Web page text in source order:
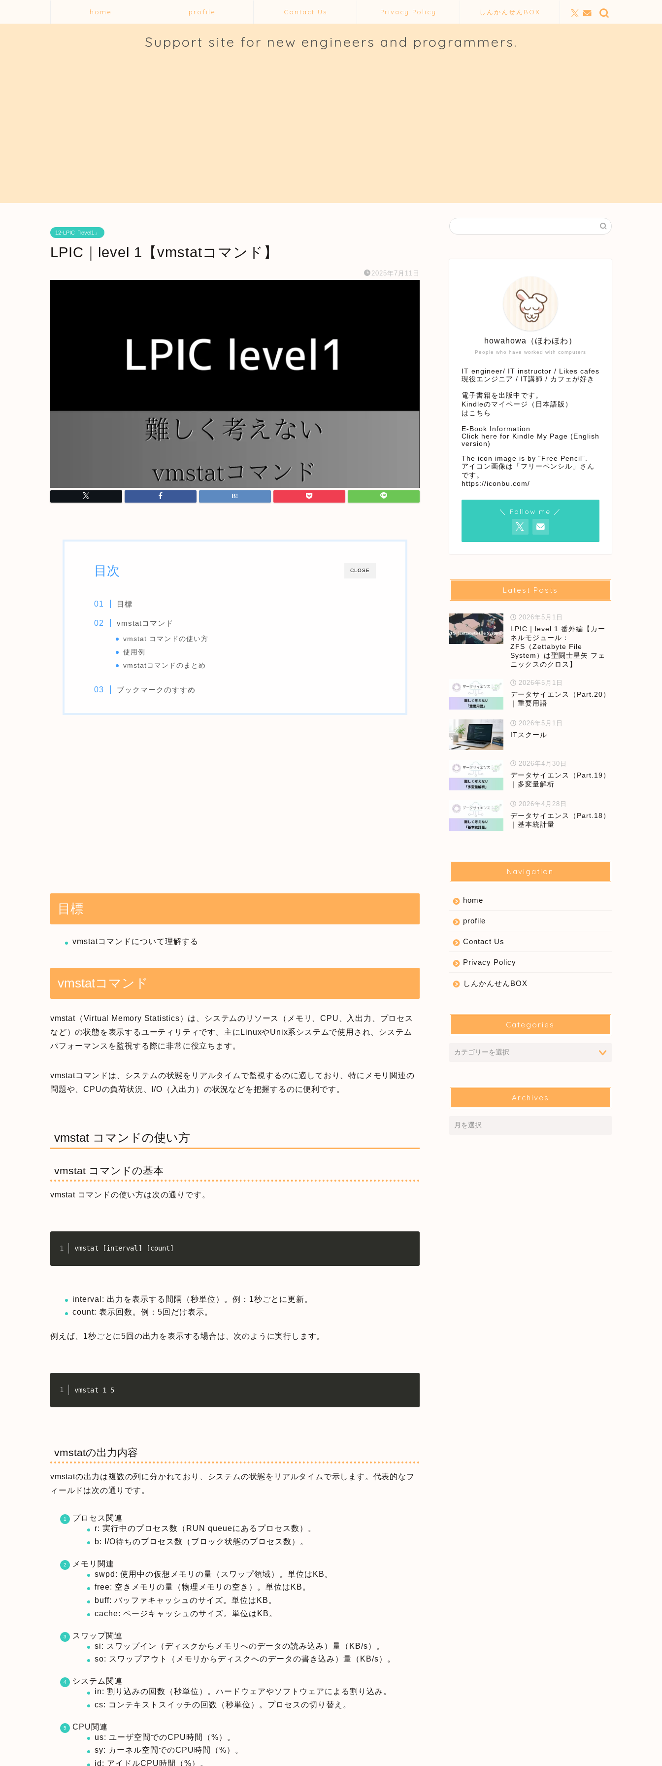
home profile Contact Us Privacy Policy しんかんせんBOX
Support site for new engineers and programmers.
12-LPIC「level1」
LPIC｜level 1【vmstatコマンド】
2025年7月11日
CLOSE
目次
目標
vmstatコマンド
vmstat コマンドの使い方
使用例
vmstatコマンドのまとめ
ブックマークのすすめ
目標
vmstatコマンドについて理解する
vmstatコマンド
vmstat（Virtual Memory Statistics）は、システムのリソース（メモリ、CPU、入出力、プロセス
など）の状態を表示するユーティリティです。主にLinuxやUnix系システムで使用され、システム
パフォーマンスを監視する際に非常に役立ちます。
vmstatコマンドは、システムの状態をリアルタイムで監視するのに適しており、特にメモリ関連の
問題や、CPUの負荷状況、I/O（入出力）の状況などを把握するのに便利です。
vmstat コマンドの使い方
vmstat コマンドの基本
vmstat コマンドの使い方は次の通りです。
vmstat [interval] [count]
interval: 出力を表示する間隔（秒単位）。例：1秒ごとに更新。
count: 表示回数。例：5回だけ表示。
例えば、1秒ごとに5回の出力を表示する場合は、次のように実行します。
vmstat 1 5
vmstatの出力内容
vmstatの出力は複数の列に分かれており、システムの状態をリアルタイムで示します。代表的なフ
ィールドは次の通りです。
プロセス関連
r: 実行中のプロセス数（RUN queueにあるプロセス数）。
b: I/O待ちのプロセス数（ブロック状態のプロセス数）。
メモリ関連
swpd: 使用中の仮想メモリの量（スワップ領域）。単位はKB。
free: 空きメモリの量（物理メモリの空き）。単位はKB。
buff: バッファキャッシュのサイズ。単位はKB。
cache: ページキャッシュのサイズ。単位はKB。
スワップ関連
si: スワップイン（ディスクからメモリへのデータの読み込み）量（KB/s）。
so: スワップアウト（メモリからディスクへのデータの書き込み）量（KB/s）。
システム関連
in: 割り込みの回数（秒単位）。ハードウェアやソフトウェアによる割り込み。
cs: コンテキストスイッチの回数（秒単位）。プロセスの切り替え。
CPU関連
us: ユーザ空間でのCPU時間（%）。
sy: カーネル空間でのCPU時間（%）。
id: アイドルCPU時間（%）。
People who have worked with computers
howahowa（ほわほわ）
IT engineer/ IT instructor / Likes cafes
現役エンジニア / IT講師 / カフェが好き
電子書籍を出版中です。
Kindleのマイページ（日本語版）
はこちら
E-Book Information
Click here for Kindle My Page (English
version)
The icon image is by “Free Pencil”.
アイコン画像は「フリーペンシル」さん
です。
https://iconbu.com/
＼ Follow me ／
Latest Posts
2026年5月1日
LPIC｜level 1 番外編【カー
ネルモジュール：
ZFS（Zettabyte File
System）は聖闘士星矢 フェ
ニックスのクロス】
2026年5月1日
データサイエンス（Part.20）
｜重要用語
2026年5月1日
ITスクール
2026年4月30日
データサイエンス（Part.19）
｜多変量解析
2026年4月28日
データサイエンス（Part.18）
｜基本統計量
Navigation
home
profile
Contact Us
Privacy Policy
しんかんせんBOX
Categories
Archives